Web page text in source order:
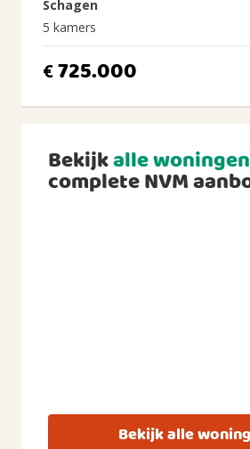
Schagen
5 kamers
€725.000
Bekijkalle woningen
complete NVM
Bekijk alle